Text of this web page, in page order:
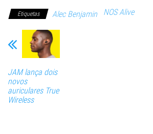
Etiquetas Alec Benjamin NOS Alive
JAM lança dois
novos
auriculares True
Wireless